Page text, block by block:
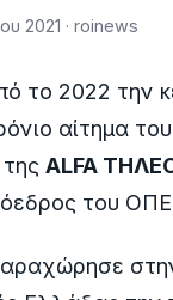
2021 · roinews
το 2022 την
αίτημα
της ΑLFA
του